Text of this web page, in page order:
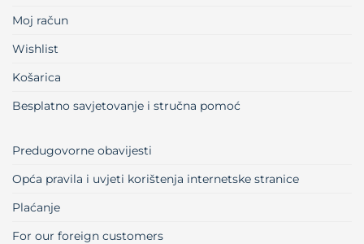
Moj račun
Wishlist
Košarica
Besplatno savjetovanje i stručna pomoć
Predugovorne obavijesti
Opća pravila i uvjeti korištenja internetske stranice
Plaćanje
For our foreign customers